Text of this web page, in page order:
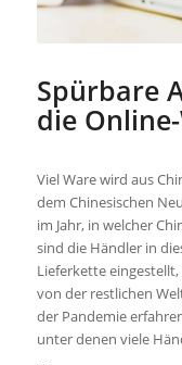
Spürbare
die
Viel Ware wird aus
dem Chinesischen
im Jahr, in welcher
sind die Händler in
Lieferkette eingestellt,
von der restlichen
der Pandemie
unter denen viele